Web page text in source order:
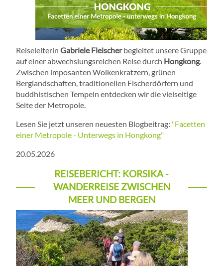
Reiseleiterin Gabriele Fleischerbegleitet unsere Gruppe
auf einer abwechslungsreichen Reise durch Hongkong.
Zwischen imposanten Wolkenkratzern, grünen
Berglandschaften, traditionellen Fischerdörfern und
buddhistischen Tempeln entdecken wir die vielseitige
Seite der Metropole.
Lesen Sie jetzt unseren neuesten Blogbeitrag: "Facetten
einer Metropole - Unterwegs in Hongkong"
20.05.2026
REISEBERICHT: KORSIKA -
WANDERREISE ZWISCHEN
MEER UND BERGEN